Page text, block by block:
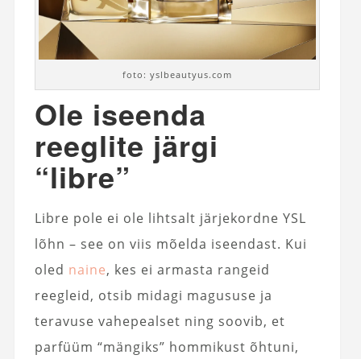
foto: yslbeautyus.com
Ole iseenda
reeglite järgi
“libre”
Libre pole ei ole lihtsalt järjekordne YSL
lõhn – see on viis mõelda iseendast. Kui
oled naine, kes ei armasta rangeid
reegleid, otsib midagi magususe ja
teravuse vahepealset ning soovib, et
parfüüm “mängiks” hommikust õhtuni,